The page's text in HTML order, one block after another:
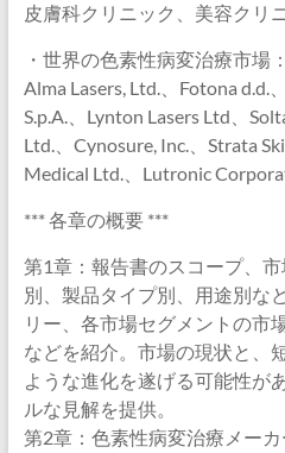
皮膚科クリニック、美容クリ
・世界の色素性病変治療市場
Alma Lasers, Ltd.、Fotona d.d.
S.p.A.、Lynton Lasers Ltd、
Ltd.、Cynosure, Inc.、Strata
Medical Ltd.、Lutronic
*** 各章の概要 ***
第1章：報告書のスコープ、
別、製品タイプ別、用途別な
リー、各市場セグメントの市
などを紹介。市場の現状と、
ような進化を遂げる可能性が
ルな見解を提供。
第2章：色素性病変治療メー